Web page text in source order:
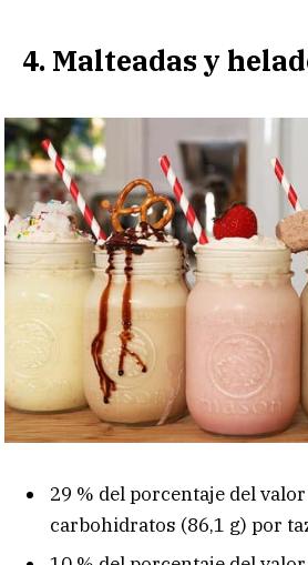
4. Malteadas y
29 % del porcentaje del
carbohidratos (86,1 g) por